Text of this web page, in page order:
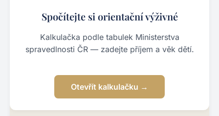
Spočítejte si orientační výživné
Kalkulačka podle tabulek Ministerstva
spravedlnosti ČR — zadejte příjem a věk dětí.
Otevřít kalkulačku →